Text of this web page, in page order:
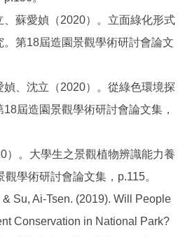
蘇愛媜（2020）。立面綠化形式
第18屆造園景觀學術研討會論文
媜、沈立（2020）。從綠色環境探
屆造園景觀學術研討會論文集，
）。大學生之景觀植物辨識能力養
學術研討會論文集，p.115。
Su, Ai-Tsen. (2019). Will People
Conservation in National Park?